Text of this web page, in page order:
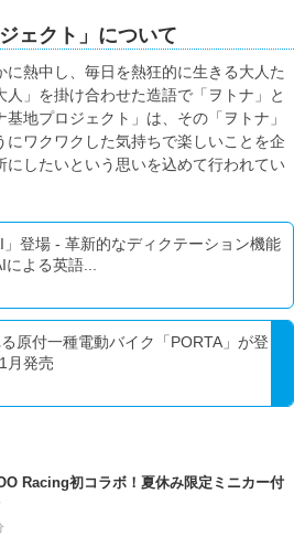
ェクト」について
に熱中し、毎日を熱狂的に生きる大人た
人」を掛け合わせた造語で「ヲトナ」と
地プロジェクト」は、その「ヲトナ」
にワクワクした気持ちで楽しいことを企
にしたいという思いを込めて行われてい
」登場 - 革新的なディクテーション機能
による英語...
原付一種電動バイク「PORTA」が登
月発売
Racing初コラボ！夏休み限定ミニカー付